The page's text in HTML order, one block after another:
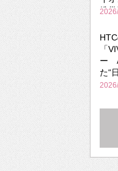
携
「
ー
た“